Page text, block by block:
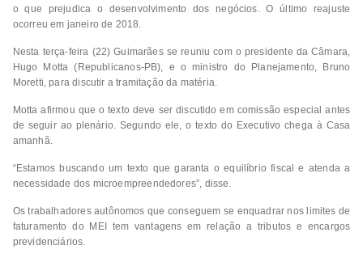
o que prejudica o desenvolvimento dos negócios. O último reajuste
ocorreu em janeiro de 2018.
Nesta terça-feira (22) Guimarães se reuniu com o presidente da Câmara,
Hugo Motta (Republicanos-PB), e o ministro do Planejamento, Bruno
Moretti, para discutir a tramitação da matéria.
Motta afirmou que o texto deve ser discutido em comissão especial antes
de seguir ao plenário. Segundo ele, o texto do Executivo chega à Casa
amanhã.
“Estamos buscando um texto que garanta o equilíbrio fiscal e atenda a
necessidade dos microempreendedores”, disse.
Os trabalhadores autônomos que conseguem se enquadrar nos limites de
faturamento do MEI tem vantagens em relação a tributos e encargos
previdenciários.